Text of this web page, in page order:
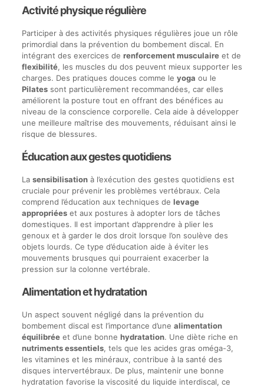
Activité physique régulière
Participer à des activités physiques régulières joue un rôle
primordial dans la prévention du bombement discal. En
intégrant des exercices de renforcement musculaireet de
flexibilité, les muscles du dos peuvent mieux supporter les
charges. Des pratiques douces comme le yoga ou le
Pilatessont particulièrement recommandées, car elles
améliorent la posture tout en offrant des bénéfices au
niveau de la conscience corporelle. Cela aide à développer
une meilleure maîtrise des mouvements, réduisant ainsi le
risque de blessures.
Éducation aux gestes quotidiens
La sensibilisationà l’exécution des gestes quotidiens est
cruciale pour prévenir les problèmes vertébraux. Cela
comprend l’éducation aux techniques de levage
appropriéeset aux postures à adopter lors de tâches
domestiques. Il est important d’apprendre à plier les
genoux et à garder le dos droit lorsque l’on soulève des
objets lourds. Ce type d’éducation aide à éviter les
mouvements brusques qui pourraient exacerber la
pression sur la colonne vertébrale.
Alimentation et hydratation
Un aspect souvent négligé dans la prévention du
bombement discal est l’importance d’une alimentation
équilibréeet d’une bonne hydratation. Une diète riche en
nutriments essentiels, tels que les acides gras oméga-3,
les vitamines et les minéraux, contribue à la santé des
disques intervertébraux. De plus, maintenir une bonne
hydratation favorise la viscosité du liquide interdiscal, ce